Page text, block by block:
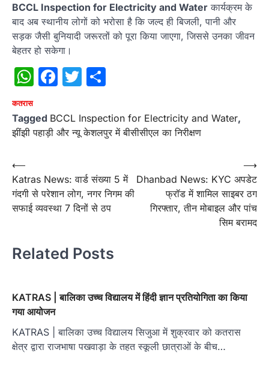
BCCL Inspection for Electricity and Water कार्यक्रम के
बाद अब स्थानीय लोगों को भरोसा है कि जल्द ही बिजली, पानी और
सड़क जैसी बुनियादी जरूरतों को पूरा किया जाएगा, जिससे उनका जीवन
बेहतर हो सकेगा।
WhatsApp
Facebook
Twitter
कतरास
Tagged BCCL Inspection for Electricity and Water,
झींझी पहाड़ी और न्यू केशलपुर में बीसीसीएल का निरीक्षण
Post
navigation
⟵
Katras News: वार्ड संख्या 5 में
गंदगी से परेशान लोग, नगर निगम की
सफाई व्यवस्था 7 दिनों से ठप
Dhanbad News: KYC अपडेट
फ्रॉड में शामिल साइबर ठग
गिरफ्तार, तीन मोबाइल और पांच
सिम बरामद
⟶
Related Posts
KATRAS | बालिका उच्च विद्यालय में हिंदी ज्ञान प्रतियोगिता का किया
गया आयोजन
KATRAS | बालिका उच्च विद्यालय सिजुआ में शुक्रवार को कतरास
क्षेत्र द्वारा राजभाषा पखवाड़ा के तहत स्कूली छात्राओं के बीच…